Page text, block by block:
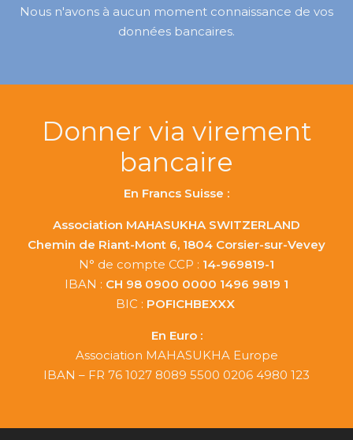
Nous n'avons à aucun moment connaissance de vos
données bancaires.
Donner via virement
bancaire
En Francs Suisse :
Association MAHASUKHA SWITZERLAND
Chemin de Riant-Mont 6, 1804 Corsier-sur-Vevey
N° de compte CCP : 14-969819-1
IBAN : CH 98 0900 0000 1496 9819 1
BIC : POFICHBEXXX
En Euro :
Association MAHASUKHA Europe
IBAN – FR 76 1027 8089 5500 0206 4980 123